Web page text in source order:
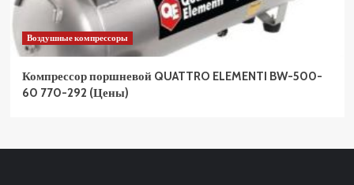
Воздушные компрессоры
Компрессор поршневой QUATTRO ELEMENTI BW-500-
60 770-292 (Цены)